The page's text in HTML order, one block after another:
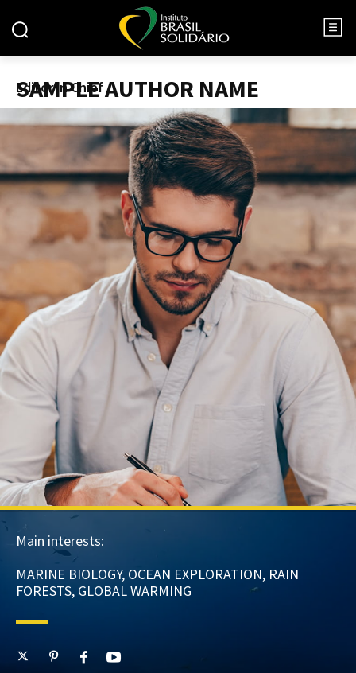
Editor in Chief
SAMPLE AUTHOR NAME
Main interests:
MARINE BIOLOGY, OCEAN EXPLORATION, RAIN
FORESTS, GLOBAL WARMING